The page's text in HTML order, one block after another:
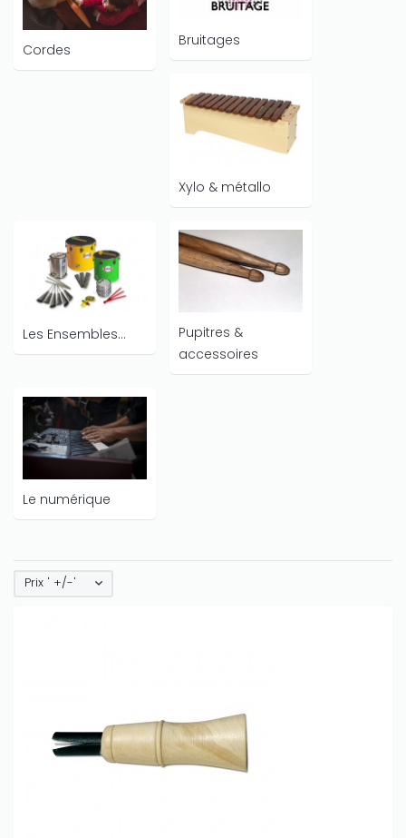
Cordes
Bruitages
Xylo & métallo
Les Ensembles...
Pupitres &
accessoires
Le numérique
Prix ' +/-'